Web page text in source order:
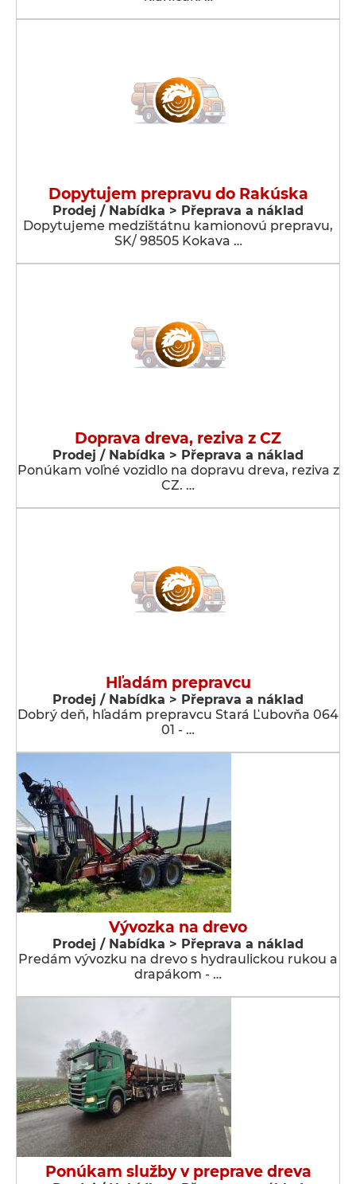
Dopytujem prepravu do Rakúska
Prodej / Nabídka > Přeprava a náklad
Dopytujeme medzištátnu kamionovú prepravu,
SK/ 98505 Kokava …
Doprava dreva, reziva z CZ
Prodej / Nabídka > Přeprava a náklad
Ponúkam voľné vozidlo na dopravu dreva, reziva z
CZ. …
Hľadám prepravcu
Prodej / Nabídka > Přeprava a náklad
Dobrý deň, hľadám prepravcu Stará Ľubovňa 064
01 - …
Vývozka na drevo
Prodej / Nabídka > Přeprava a náklad
Predám vývozku na drevo s hydraulickou rukou a
drapákom - …
Ponúkam služby v preprave dreva